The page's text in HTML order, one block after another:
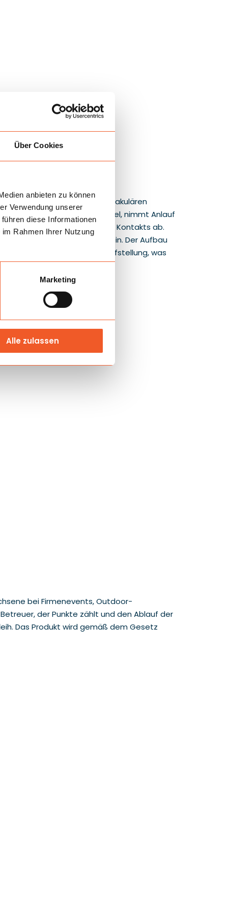
Über Cookies
anbieten zu können
Verwendung unserer
diese Informationen
Rahmen Ihrer Nutzung
Marketing
Alle zulassen
Kugel in einer großen, spektakulären
Der Spieler steigt in die Kugel, nimmt Anlauf
und der Intensität des Kontakts ab.
Personen sehr gut ein. Der Aufbau
Bereich für die Kegelaufstellung, was
bei Firmenevents, Outdoor-
der Punkte zählt und den Ablauf der
Das Produkt wird gemäß dem Gesetz